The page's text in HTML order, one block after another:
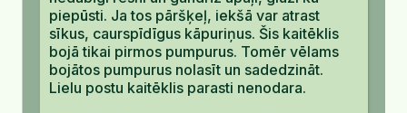
piepūsti. Ja tos pāršķeļ, iekšā var atrast
sīkus, caurspīdīgus kāpuriņus. Šis kaitēklis
bojā tikai pirmos pumpurus. Tomēr vēlams
bojātos pumpurus nolasīt un sadedzināt.
Lielu postu kaitēklis parasti nenodara.